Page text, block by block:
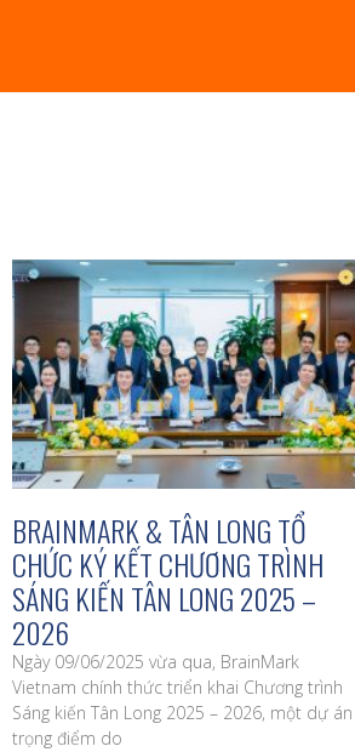
BRAINMARK & TÂN LONG TỔ
CHỨC KÝ KẾT CHƯƠNG TRÌNH
SÁNG KIẾN TÂN LONG 2025 –
2026
Ngày 09/06/2025 vừa qua, BrainMark
Vietnam chính thức triển khai Chương trình
Sáng kiến Tân Long 2025 – 2026, một dự án
trọng điểm do